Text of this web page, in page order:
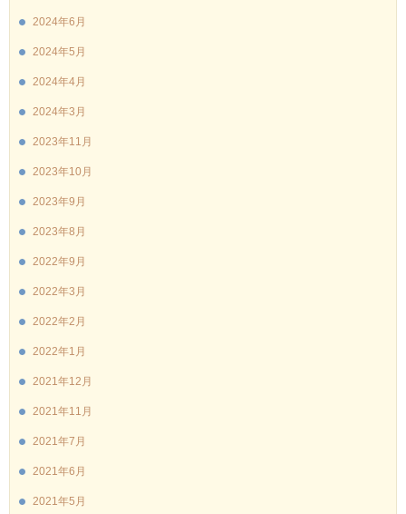
2024年6月
2024年5月
2024年4月
2024年3月
2023年11月
2023年10月
2023年9月
2023年8月
2022年9月
2022年3月
2022年2月
2022年1月
2021年12月
2021年11月
2021年7月
2021年6月
2021年5月